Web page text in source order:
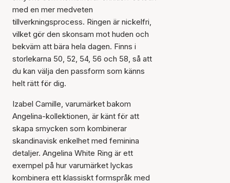
med en mer medveten
tillverkningsprocess. Ringen är nickelfri,
vilket gör den skonsam mot huden och
bekväm att bära hela dagen. Finns i
storlekarna 50, 52, 54, 56 och 58, så att
du kan välja den passform som känns
helt rätt för dig.
Izabel Camille, varumärket bakom
Angelina-kollektionen, är känt för att
skapa smycken som kombinerar
skandinavisk enkelhet med feminina
detaljer. Angelina White Ring är ett
exempel på hur varumärket lyckas
kombinera ett klassiskt formspråk med